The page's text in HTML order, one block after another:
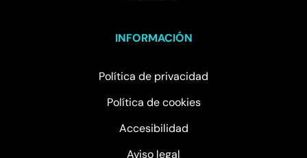
INFORMACIÓN
Política de privacidad
Política de cookies
Accesibilidad
Aviso legal